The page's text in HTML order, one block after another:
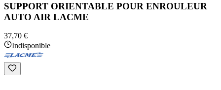
SUPPORT ORIENTABLE POUR ENROULEUR
AUTO AIR LACME
37,70 €
Indisponible